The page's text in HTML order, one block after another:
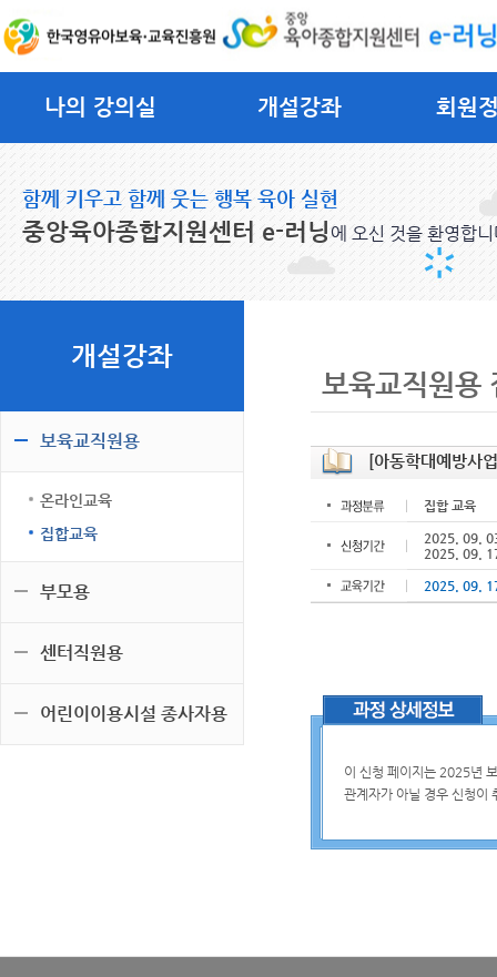
나의 강의실 개설강좌 회원
함께 키우고 함께 웃는 행복 육아 실현
중앙육아종합지원센터 e-러닝 에 오신 것을 환영합
개설강좌
보육교직원용
온라인교육
집합교육
부모용
센터직원용
어린이이용시설 종사자용
보육교직원용
[아동학대예방사
집합 교육
2025. 09.
2025. 09.
2025. 09.
이 신청 페이지는 2025년
관계자가 아닐 경우 신청이